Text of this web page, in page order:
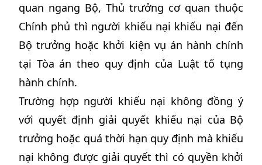
quan ngang Bộ, Thủ trưởng cơ quan thuộc
Chính phủ thì người khiếu nại khiếu nại đến
Bộ trưởng hoặc khởi kiện vụ án hành chính
tại Tòa án theo quy định của Luật tố tụng
hành chính.
Trường hợp người khiếu nại không đồng ý
với quyết định giải quyết khiếu nại của Bộ
trưởng hoặc quá thời hạn quy định mà khiếu
nại không được giải quyết thì có quyền khởi